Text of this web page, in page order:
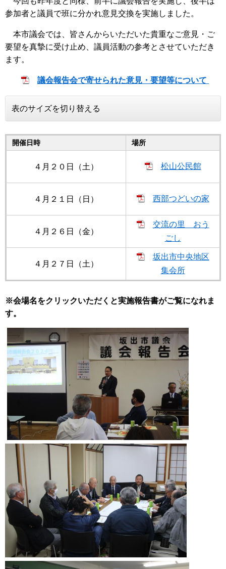
参加者と議員で班に分かれ意見交換を実施しました。
本市議会では、皆さんからいただいた貴重なご意見・ご
要望を真摯に受け止め、議員活動の参考とさせていただき
ます。
議会報告会で寄せられた意見・要望等について
表のサイズを切り替える
開催日時 場所
４月２０日（土） 松山公民館
４月２１日（日） 西部つどいの家
４月２６日（金）
交流の里 おう
ごし
４月２７日（土）
坂出市中央地区
集会所
※会場名をクリックいただくと実施報告書がご覧になれま
す。